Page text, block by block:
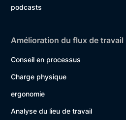
podcasts
Amélioration du flux de travail
Conseil en processus
Charge physique
ergonomie
Analyse du lieu de travail